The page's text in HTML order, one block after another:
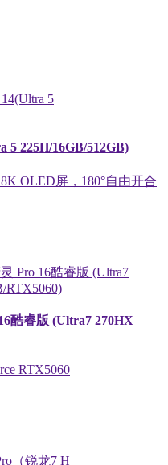
5 225H/16GB/512GB)
OLED屏，180°自由开合
酷睿版 (Ultra7 270HX
RTX5060